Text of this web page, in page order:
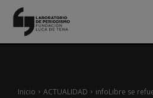
Inicio ACTUALIDAD
infoLibre se